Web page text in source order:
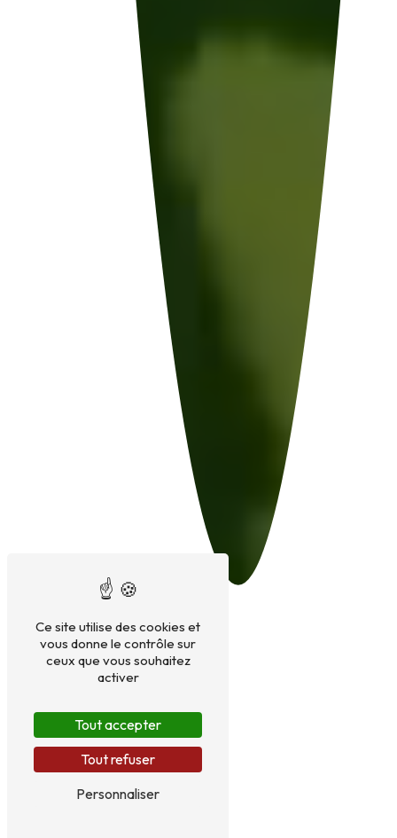
Ce site utilise des cookies et
vous donne le contrôle sur
ceux que vous souhaitez
activer
Tout accepter
Tout refuser
Personnaliser